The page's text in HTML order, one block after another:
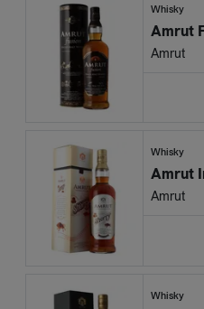
Whisky
Amrut
Amrut
Whisky
Amrut
Whisky